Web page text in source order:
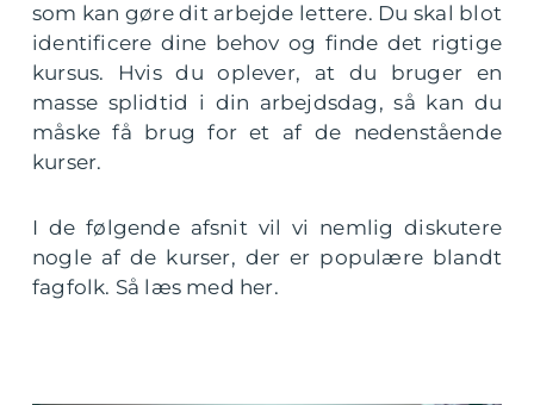
som kan gøre dit arbejde lettere. Du skal blot
identificere dine behov og finde det rigtige
kursus. Hvis du oplever, at du bruger en
masse splidtid i din arbejdsdag, så kan du
måske få brug for et af de nedenstående
kurser.
I de følgende afsnit vil vi nemlig diskutere
nogle af de kurser, der er populære blandt
fagfolk. Så læs med her.